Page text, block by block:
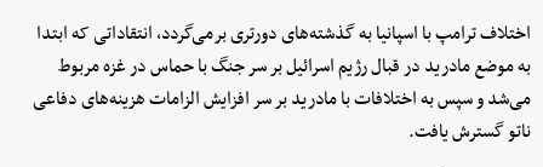
اختلاف ترامپ با اسپانیا به گذشته‌های دورتری برمی‌گردد، انتقاداتی که ابتدا
به موضع مادرید در قبال رژیم اسرائیل بر سر جنگ با حماس در غزه مربوط
می‌شد و سپس به اختلافات با مادرید بر سر افزایش الزامات هزینه‌های دفاعی
ناتو گسترش یافت.